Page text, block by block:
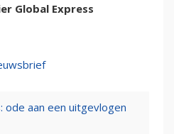
Global Express
ode aan een uitgevlogen